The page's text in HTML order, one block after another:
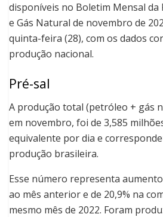
disponíveis no Boletim Mensal da
e Gás Natural de novembro de
quinta-feira (28), com os dados
produção nacional.
Pré-sal
A produção total (petróleo + gás
em novembro, foi de 3,585
equivalente por dia e
produção brasileira.
Esse número representa
ao mês anterior e de 20,9% na
mesmo mês de 2022. Foram